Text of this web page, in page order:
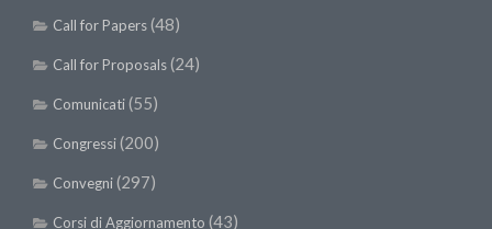
Call for Papers(48)
Call for Proposals(24)
Comunicati(55)
Congressi(200)
Convegni(297)
Corsi di Aggiornamento (43)